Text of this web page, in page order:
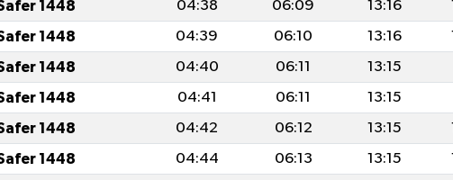
1448 04:38 06:09 13:16
1448 04:39 06:10 13:16
1448 04:40 06:11 13:15
1448 04:41 06:11 13:15
1448 04:42 06:12 13:15
1448 04:44 06:13 13:15